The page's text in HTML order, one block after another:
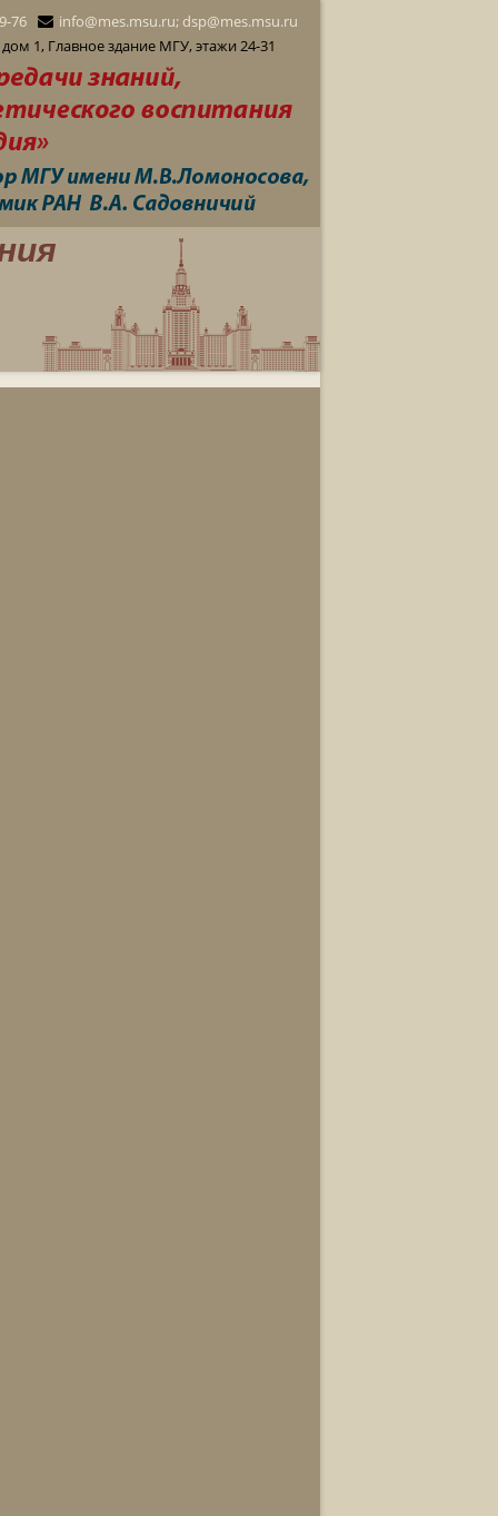
76
info@mes.msu.ru; dsp@mes.msu.ru
1, Главное здание МГУ, этажи 24-31